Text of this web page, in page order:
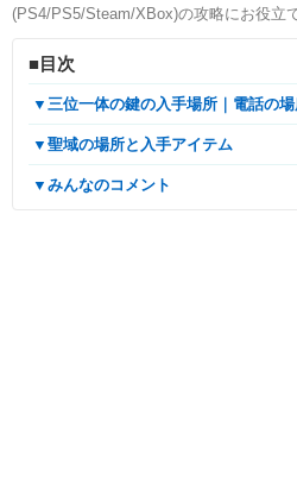
(PS4/PS5/Steam/XBox)の攻略にお役立
■目次
▼三位一体の鍵の入手場所｜電話の
▼聖域の場所と入手アイテム
▼みんなのコメント